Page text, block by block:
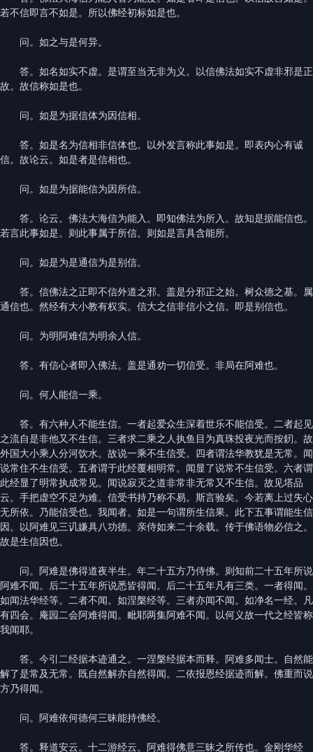
若不信即言不如是。所以佛经初标如是也。
问。如之与是何异。
答。如名如实不虚。是谓至当无非为义。以信佛法如实不虚非邪是正
故。故信称如是也。
问。如是为据信体为因信相。
答。如是名为信相非信体也。以外发言称此事如是。即表内心有诚
信。故论云。如是者是信相也。
问。如是为据能信为因所信。
答。论云。佛法大海信为能入。即知佛法为所入。故知是据能信也。
若言此事如是。则此事属于所信。则如是言具含能所。
问。如是为是通信为是别信。
答。信佛法之正即不信外道之邪。盖是分邪正之始。树众德之基。属
通信也。然经有大小教有权实。信大之信非信小之信。即是别信也。
问。为明阿难信为明余人信。
答。有信心者即入佛法。盖是通劝一切信受。非局在阿难也。
问。何人能信一乘。
答。有六种人不能生信。一者起爱众生深着世乐不能信受。二者起见
之流自是非他又不生信。三者求二乘之人执鱼目为真珠投夜光而按釰。故
外国大小乘人分河饮水。故说一乘不生信受。四者谓法华教犹是无常。闻
说常住不生信受。五者谓于此经覆相明常。闻显了说常不生信受。六者谓
此经显了明常执成常见。闻说寂灭之道非常非无常又不生信。故见塔品
云。手把虚空不足为难。信受书持乃称不易。斯言验矣。今若离上过失心
无所依。乃能信受也。我闻者。如是一句谓所生信果。此下五事谓能生信
因。以阿难见三讥嫌具八功德。亲侍如来二十余载。传于佛语物必信之。
故是生信因也。
问。阿难是佛得道夜半生。年二十五方乃侍佛。则知前二十五年所说
阿难不闻。后二十五年所说悉皆得闻。后二十五年凡有三类。一者得闻。
如闻法华经等。二者不闻。如涅槃经等。三者亦闻不闻。如净名一经。凡
有四会。庵园二会阿难得闻。毗耶两集阿难不闻。以何义故一代之经皆称
我闻耶。
答。今引二经据本迹通之。一涅槃经据本而释。阿难多闻士。自然能
解了是常及无常。既自然解亦自然得闻。二依报恩经据迹而解。佛重而说
方乃得闻。
问。阿难依何德何三昧能持佛经。
答。释道安云。十二游经云。阿难得佛意三昧之所传也。金刚华经